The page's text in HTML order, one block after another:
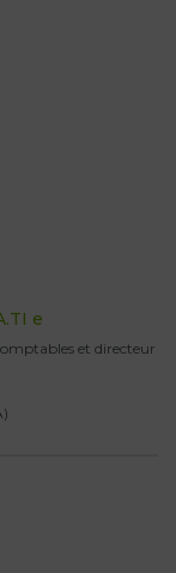
e
et directeur